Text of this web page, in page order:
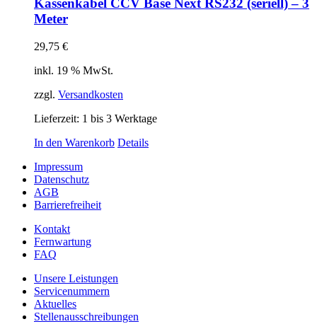
Kassenkabel CCV Base Next RS232 (seriell) – 3
Meter
29,75 €
inkl. 19 % MwSt.
zzgl. Versandkosten
Lieferzeit: 1 bis 3 Werktage
In den Warenkorb Details
Impressum
Datenschutz
AGB
Barrierefreiheit
Kontakt
Fernwartung
FAQ
Unsere Leistungen
Servicenummern
Aktuelles
Stellenausschreibungen